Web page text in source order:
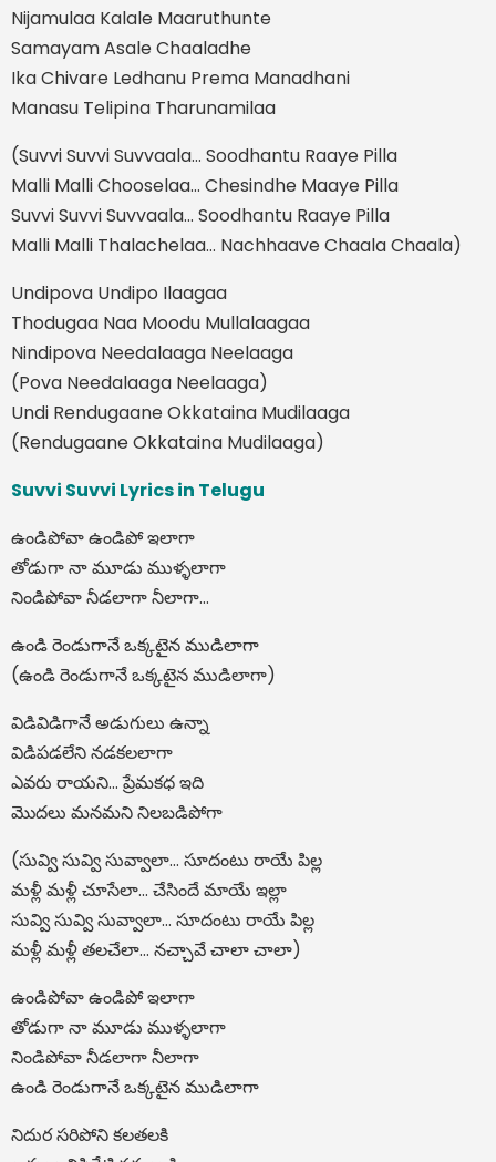
Nijamulaa Kalale Maaruthunte
Samayam Asale Chaaladhe
Ika Chivare Ledhanu Prema Manadhani
Manasu Telipina Tharunamilaa
(Suvvi Suvvi Suvvaala… Soodhantu Raaye Pilla
Malli Malli Chooselaa… Chesindhe Maaye Pilla
Suvvi Suvvi Suvvaala… Soodhantu Raaye Pilla
Malli Malli Thalachelaa… Nachhaave Chaala Chaala)
Undipova Undipo Ilaagaa
Thodugaa Naa Moodu Mullalaagaa
Nindipova Needalaaga Neelaaga
(Pova Needalaaga Neelaaga)
Undi Rendugaane Okkataina Mudilaaga
(Rendugaane Okkataina Mudilaaga)
Suvvi Suvvi Lyrics in Telugu
ఉండిపోవా ఉండిపో ఇలాగా
తోడుగా నా మూడు ముళ్ళలాగా
నిండిపోవా నీడలాగా నీలాగా…
ఉండి రెండుగానే ఒక్కటైన ముడిలాగా
(ఉండి రెండుగానే ఒక్కటైన ముడిలాగా)
విడివిడిగానే అడుగులు ఉన్నా
విడిపడలేని నడకలలాగా
ఎవరు రాయని… ప్రేమకధ ఇది
మొదలు మనమని నిలబడిపోగా
(సువ్వి సువ్వి సువ్వాలా… సూదంటు రాయే పిల్ల
మళ్లీ మళ్లీ చూసేలా… చేసిందే మాయే ఇల్లా
సువ్వి సువ్వి సువ్వాలా… సూదంటు రాయే పిల్ల
మళ్లీ మళ్లీ తలచేలా… నచ్చావే చాలా చాలా)
ఉండిపోవా ఉండిపో ఇలాగా
తోడుగా నా మూడు ముళ్ళలాగా
నిండిపోవా నీడలాగా నీలాగా
ఉండి రెండుగానే ఒక్కటైన ముడిలాగా
నిదుర సరిపోని కలతలకి